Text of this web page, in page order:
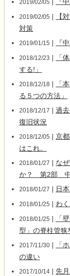
2019/02/05
2019/02/05 |
【
対策
2019/01/15 | 『
2018/12/23 |
「
する!」
2018/12/18 |
「
る５つの方法」
2018/12/17 | 過
復旧状況
2018/12/05 | 京
はこれ。
2018/01/27 | な
か？ 第2部 中
2018/01/27 | 日
2018/01/25 | わ
2018/01/25 |
「
型」の脊柱管狭
2017/11/30|
「
の違い
2017/10/14| 先